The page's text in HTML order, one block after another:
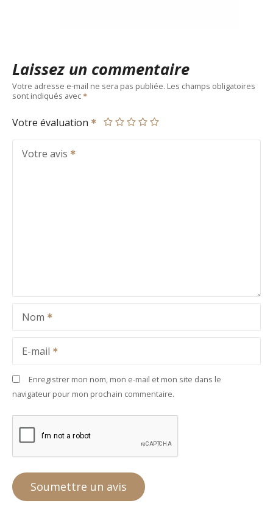
Laissez un commentaire
Votre adresse e-mail ne sera pas publiée. Les champs obligatoires
sont indiqués avec
Votre évaluation
Votre avis
Nom
E-mail
Enregistrer mon nom, mon e-mail et mon site dans le
navigateur pour mon prochain commentaire.